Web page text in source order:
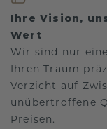
Ihre Vision,
Wert
Wir sind nur
Ihren Traum
Verzicht auf
unübertroffene
Preisen.